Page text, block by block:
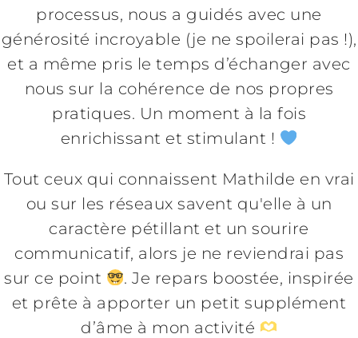
processus, nous a guidés avec une
générosité incroyable (je ne spoilerai pas !),
et a même pris le temps d’échanger avec
nous sur la cohérence de nos propres
pratiques. Un moment à la fois
enrichissant et stimulant !
Tout ceux qui connaissent Mathilde en vrai
ou sur les réseaux savent qu'elle à un
caractère pétillant et un sourire
communicatif, alors je ne reviendrai pas
sur ce point
. Je repars boostée, inspirée
et prête à apporter un petit supplément
d’âme à mon activité